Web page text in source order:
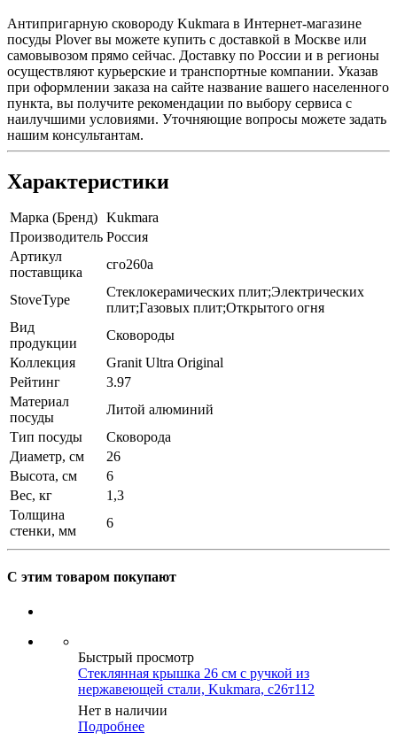
Антипригарную сковороду Kukmara в Интернет-магазине
посуды Plover вы можете купить с доставкой в Москве или
самовывозом прямо сейчас. Доставку по России и в регионы
осуществляют курьерские и транспортные компании. Указав
при оформлении заказа на сайте название вашего населенного
пункта, вы получите рекомендации по выбору сервиса с
наилучшими условиями. Уточняющие вопросы можете задать
нашим консультантам.
Характеристики
Марка (Бренд) Kukmara
Производитель Россия
Артикул
поставщика
сго260а
StoveType
Стеклокерамических плит;Электрических
плит;Газовых плит;Открытого огня
Вид
продукции
Сковороды
Коллекция
Granit Ultra Original
Рейтинг
3.97
Материал
посуды
Литой алюминий
Тип посуды
Сковорода
Диаметр, см
26
Высота, см
6
Вес, кг
1,3
Толщина
стенки, мм
6
С этим товаром покупают
Быстрый просмотр
Стеклянная крышка 26 см с ручкой из
нержавеющей стали, Kukmara, с26т112
Нет в наличии
Подробнее